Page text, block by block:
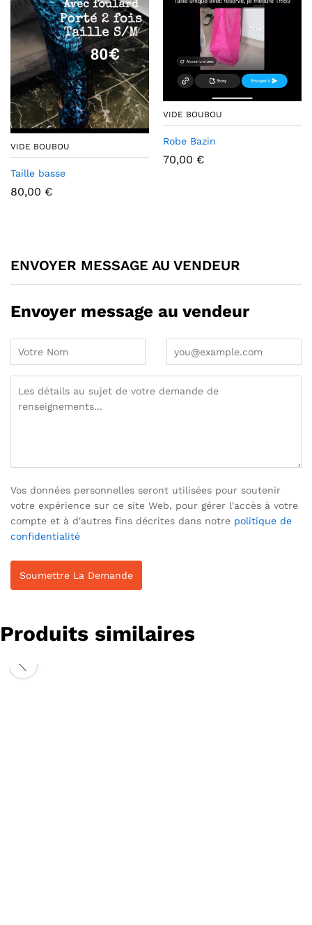
VIDE BOUBOU
Taille basse
80,00 €
VIDE BOUBOU
Robe Bazin
70,00 €
ENVOYER MESSAGE AU VENDEUR
Envoyer message au vendeur
Vos données personnelles seront utilisées pour soutenir
votre expérience sur ce site Web, pour gérer l'accès à votre
compte et à d'autres fins décrites dans notre politique de
confidentialité
Produits similaires